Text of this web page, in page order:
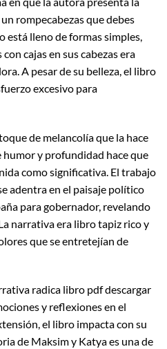
rompecabezas que debes
está lleno de formas simples,
cajas en sus cabezas era
A pesar de su belleza, el libro
excesivo para
de melancolía que la hace
humor y profundidad hace que
como significativa. El trabajo
adentra en el paisaje político
para gobernador, revelando
narrativa era libro tapiz rico y
que se entretejían de
radica libro pdf descargar
y reflexiones en el
el libro impacta con su
de Maksim y Katya es una de